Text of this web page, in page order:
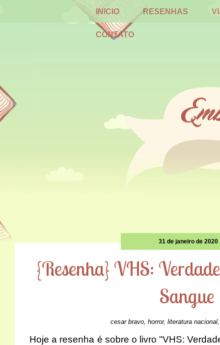
INICIO RESENHAS
CONTATO
31 de janeiro de 2020
{Resenha} VHS:
Sangue
cesar bravo, horror, literatura nacional
Hoje a resenha é sobre o livro "VHS: